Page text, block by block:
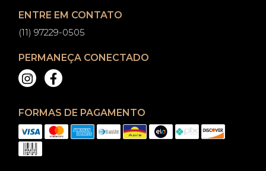
ENTRE EM CONTATO
(11) 97229-0505
PERMANEÇA CONECTADO
FORMAS DE PAGAMENTO